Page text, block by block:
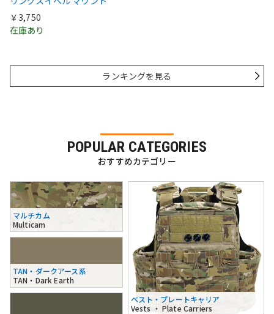
￥3,750
在庫あり
ランキングを見る
POPULAR CATEGORIES
おすすめカテゴリー
マルチカム
Multicam
TAN・ダークアース系
TAN・Dark Earth
ベスト・プレートキャリア
Vests ・ Plate Carriers